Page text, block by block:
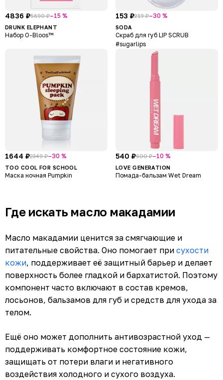
4836 ₽5690 ₽–15 %
DRUNK ELEPHANT
Набор O-Bloos™
153 ₽219 ₽–30 %
SODA
Скраб для губ LIP SCRUB
#sugarlips
1644 ₽2349 ₽–30 %
TOO COOL FOR SCHOOL
Маска ночная Pumpkin
540 ₽600 ₽–10 %
LOVE GENERATION
Помада-бальзам Wet Dream
Где искать масло макадамии
Масло макадамии ценится за смягчающие и
питательные свойства. Оно помогает при сухости
кожи, поддерживает её защитный барьер и делает
поверхность более гладкой и бархатистой. Поэтому
компонент часто включают в состав кремов,
лосьонов, бальзамов для губ и средств для ухода за
телом.
Ещё оно может дополнить антивозрастной уход —
поддерживать комфортное состояние кожи,
защищать от потери влаги и негативного
воздействия холодного и сухого воздуха.